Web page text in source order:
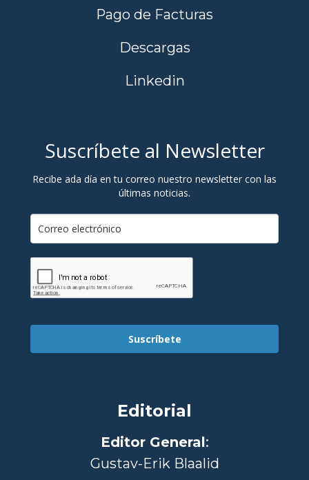
Pago de Facturas
Descargas
Linkedin
Suscríbete al Newsletter
Recibe ada día en tu correo nuestro newsletter con las
últimas noticias.
Suscríbete
Editorial
Editor General:
Gustav-Erik Blaalid